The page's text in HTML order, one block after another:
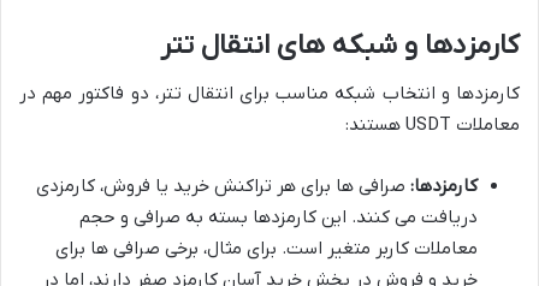
کارمزدها و شبکه های انتقال تتر
کارمزدها و انتخاب شبکه مناسب برای انتقال تتر، دو فاکتور مهم در
معاملات USDT هستند:
کارمزدها: صرافی ها برای هر تراکنش خرید یا فروش، کارمزدی
دریافت می کنند. این کارمزدها بسته به صرافی و حجم
معاملات کاربر متغیر است. برای مثال، برخی صرافی ها برای
خرید و فروش در بخش خرید آسان کارمزد صفر دارند، اما در